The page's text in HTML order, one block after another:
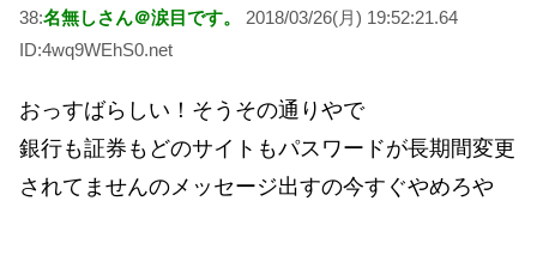
38:名無しさん＠涙目です。
2018/03/26(月) 19:52:21.64
ID:4wq9WEhS0.net
おっすばらしい！そうその通りやで
銀行も証券もどのサイトもパスワードが長期間変更
されてませんのメッセージ出すの今すぐやめろや